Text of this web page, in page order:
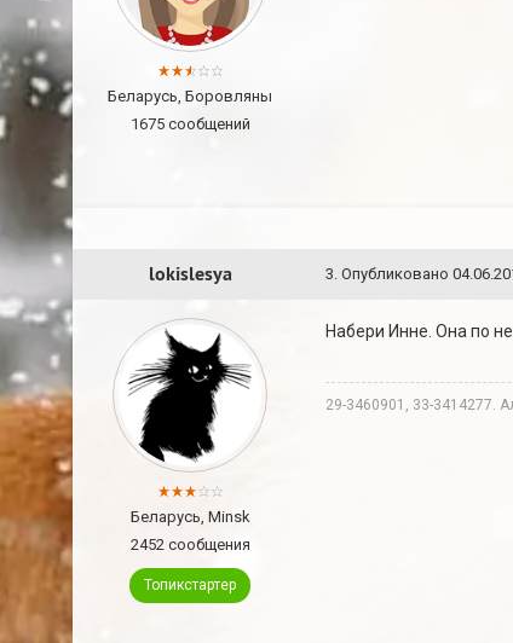
Беларусь, Боровляны
1675 сообщений
lokislesya 3. Опубликовано
Беларусь, Minsk
2452 сообщения
Топикстартер
Набери Инне. Она по
29-3460901, 33-3414277.